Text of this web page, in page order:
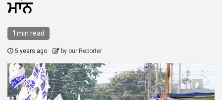
ਮਾਨ
1 min read
5 years ago by our Reporter